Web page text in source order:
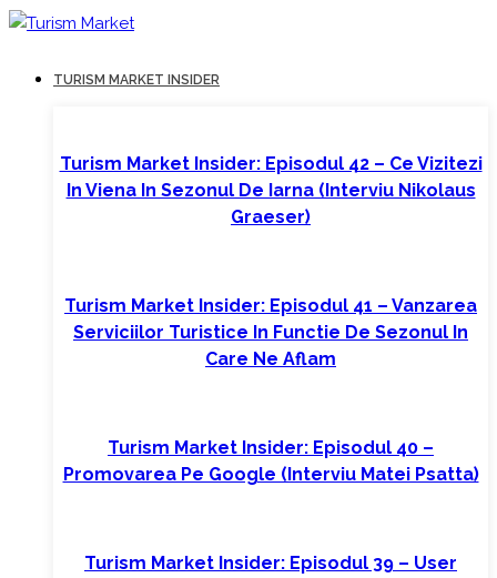
TURISM MARKET INSIDER
Turism Market Insider: Episodul 42 – Ce Vizitezi
In Viena In Sezonul De Iarna (interviu Nikolaus
Graeser)
Turism Market Insider: Episodul 41 – Vanzarea
Serviciilor Turistice In Functie De Sezonul In
Care Ne Aflam
Turism Market Insider: Episodul 40 –
Promovarea Pe Google (interviu Matei Psatta)
Turism Market Insider: Episodul 39 – User